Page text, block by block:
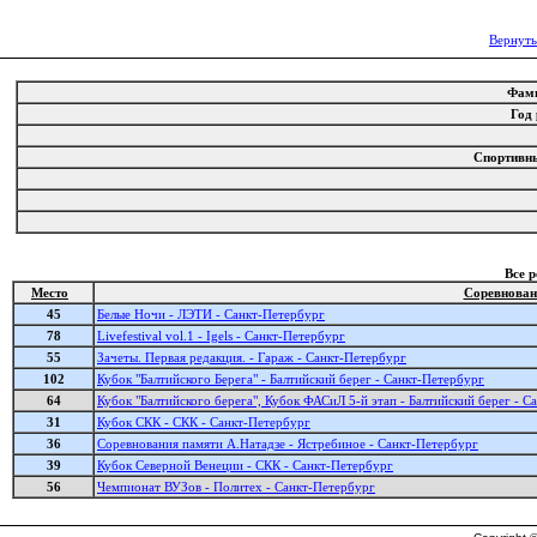
Год
Все
Место
45
Белые Ночи - ЛЭТИ - Санкт-Петербург
78
Livefestival vol.1 - Igels - Санкт-Петербург
55
Зачеты. Первая редакция. - Гараж - Санкт-Петербург
102
Кубок "Балтийского Берега" - Балтийский берег - Санкт-Петербург
64
Кубок "Балтийского берега", Кубок ФАСиЛ 5-й этап - Балтийский берег -
31
Кубок СКК - СКК - Санкт-Петербург
36
Соревнования памяти А.Натадзе - Ястребиное - Санкт-Петербург
39
Кубок Северной Венеции - СКК - Санкт-Петербург
56
Чемпионат ВУЗов - Политех - Санкт-Петербург